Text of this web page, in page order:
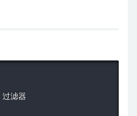
滤器